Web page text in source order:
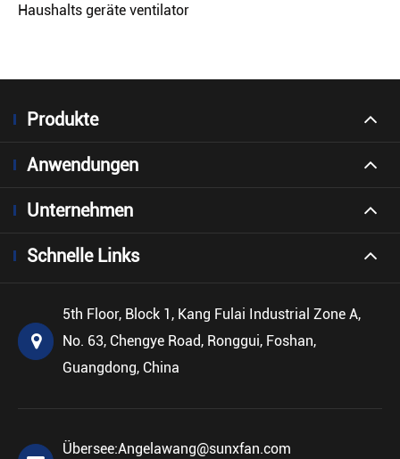
Haushalts geräte ventilator
Produkte
Anwendungen
Unternehmen
Schnelle Links
5th Floor, Block 1, Kang Fulai Industrial Zone A,
No. 63, Chengye Road, Ronggui, Foshan,
Guangdong, China
Übersee:Angelawang@sunxfan.com